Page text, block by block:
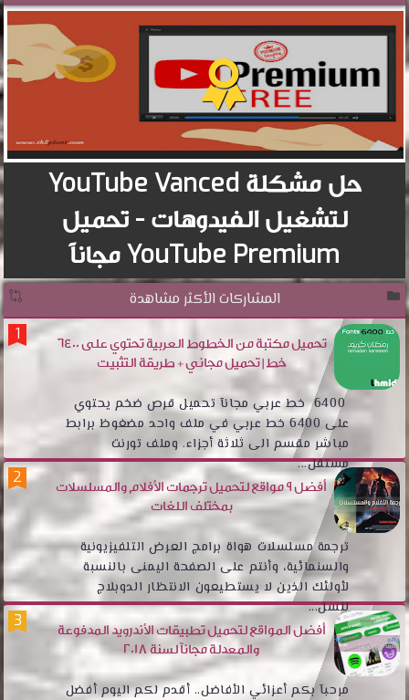
حل مشكلة YouTube Vanced
لتشغيل الفيدوهات - تحميل
YouTube Premium مجاناً
المشاركات الأكثر مشاهدة
تحميل مكتبة من الخطوط العربية تحتوي على 6400
خط | تحميل مجاني + طريقة التثبيت
6400 خط عربي مجانآ تحميل قرص ضخم يحتوي
على 6400 خط عربي في ملف واحد مضغوظ برابط
مباشر مقسم الى ثلاثة أجزاء. وملف تورنت
مستقل...
أفضل 9 مواقع لتحميل ترجمات الأفلام والمسلسلات
بمختلف اللغات
ترجمة مسلسلات هواة برامج العرض التلفيزيونية
والسنمائية، وأنتم على الصفحة اليمنى بالنسبة
لأولئك الذين لا يستطيعون الانتظار الدوبلاج
للسل...
أفضل المواقع لتحميل تطبيقات الأندرويد المدفوعة
والمعدلة مجانآ لسنة 2018
مرحبآ بكم أعزائي الأفاضل.. أقدم لكم اليوم أفضل